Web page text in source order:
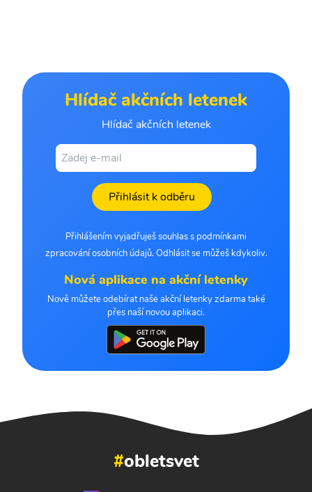
Hlídač akčních letenek
Hlídač akčních letenek
Přihlásit k odběru
Přihlášením vyjadřuješ souhlas s podmínkami
zpracování osobních údajů. Odhlásit se můžeš kdykoliv.
Nová aplikace na akční letenky
Nově můžete odebírat naše akční letenky zdarma také
přes naší novou aplikaci.
#obletsvet